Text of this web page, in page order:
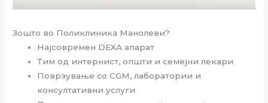
Зошто во Поликлиника Манолеви?
Најсовремен DEXA апарат
Тим од интернист, општи и семејни лекари
Поврзување со CGM, лаборатории и
консултативни услуги